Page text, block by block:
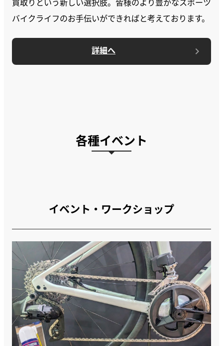
バイクライフのお手伝いができればと考えております。
詳細へ
各種イベント
イベント・ワークショップ